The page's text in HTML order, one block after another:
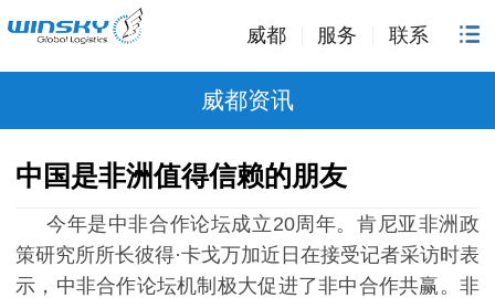
威都 服务 联系
威都资讯
中国是非洲值得信赖的朋友
今年是中非合作论坛成立 20周年。肯尼亚非洲政
策研究所所长彼得·卡戈万加近日在接受记者采访时表
示，中非合作论坛机制极大促进了非中合作共赢。非